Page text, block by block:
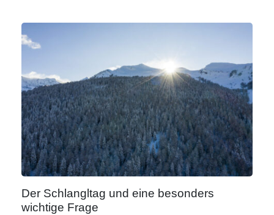
Der Schlangltag und eine besonders
wichtige Frage